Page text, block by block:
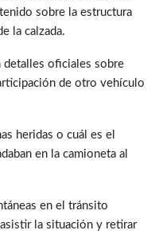
sobre la estructura
la calzada.
detalles oficiales sobre
de otro vehículo
heridas o cuál es el
en la camioneta al
en el tránsito
la situación y retirar